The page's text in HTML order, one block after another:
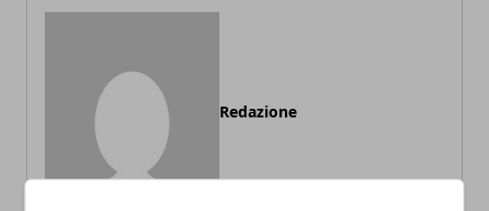
Redazione